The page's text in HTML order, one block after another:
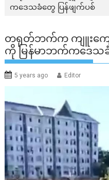
ကဒေသခံတွေ ပြန်ဖျက်ပစ်
တရုတ်ဘက်က ကျူးကျေ
ကို မြန်မာဘက်ကဒေသခံ
5 years ago Editor